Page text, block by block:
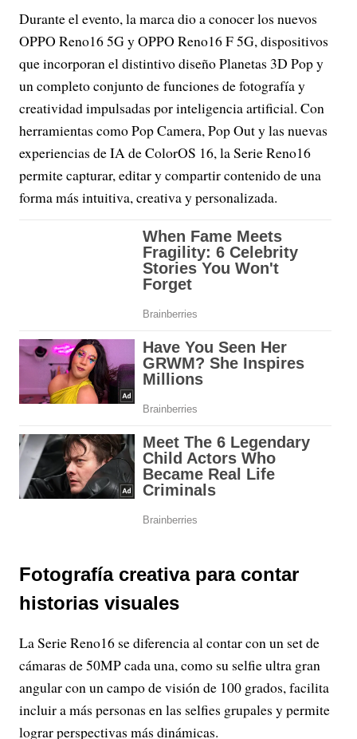
Durante el evento, la marca dio a conocer los nuevos
OPPO Reno16 5G y OPPO Reno16 F 5G, dispositivos
que incorporan el distintivo diseño Planetas 3D Pop y
un completo conjunto de funciones de fotografía y
creatividad impulsadas por inteligencia artificial. Con
herramientas como Pop Camera, Pop Out y las nuevas
experiencias de IA de ColorOS 16, la Serie Reno16
permite capturar, editar y compartir contenido de una
forma más intuitiva, creativa y personalizada.
Fotografía creativa para contar
historias visuales
La Serie Reno16 se diferencia al contar con un set de
cámaras de 50MP cada una, como su selfie ultra gran
angular con un campo de visión de 100 grados, facilita
incluir a más personas en las selfies grupales y permite
lograr perspectivas más dinámicas.